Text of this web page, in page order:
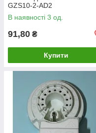
GZS10-2-AD2
В наявності 3 од.
91,80 ₴
Купити